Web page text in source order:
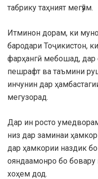
табрику таҳният мегӯям.
Итминон дорам, ки
бародари Тоҷикистон,
фарҳангӣ мебошад, дар
пешрафт ва таъмини
инчунин дар
мегузорад.
Дар ин росто
низ дар заминаи
дар ҳамкории наздик
ояндаамонро бо
хоҳем дод.